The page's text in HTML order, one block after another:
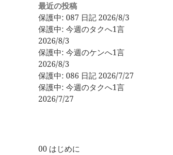
最近の投稿
保護中: 087 日記 2026/8/3
保護中: 今週のタクへ1言
2026/8/3
保護中: 今週のケンへ1言
2026/8/3
保護中: 086 日記 2026/7/27
保護中: 今週のタクへ1言
2026/7/27
00 はじめに